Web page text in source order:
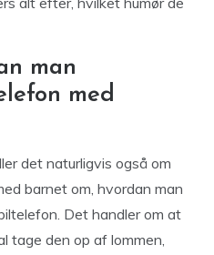
man
med
det naturligvis også om
barnet om, hvordan man
Det handler om at
tage den op af lommen,